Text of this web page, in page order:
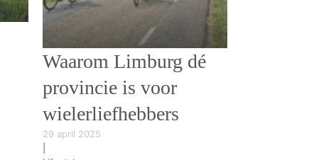
Waarom Limburg dé
provincie is voor
wielerliefhebbers
29 april 2025